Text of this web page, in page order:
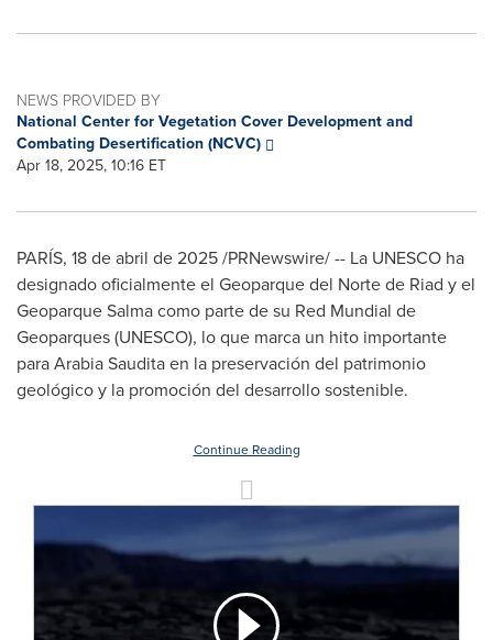
NEWS PROVIDED BY
National Center for Vegetation Cover Development and
Combating Desertification (NCVC)
Apr 18, 2025, 10:16 ET
PARÍS, 18 de abril de 2025/PRNewswire/ -- La UNESCO ha
designado oficialmente el Geoparque del Norte de Riad y el
Geoparque Salma como parte de su Red Mundial de
Geoparques (UNESCO), lo que marca un hito importante
para Arabia Saudita en la preservación del patrimonio
geológico y la promoción del desarrollo sostenible.
Continue Reading